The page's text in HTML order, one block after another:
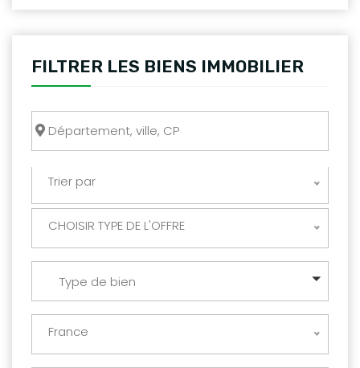
FILTRER LES BIENS IMMOBILIER
Trier par
CHOISIR TYPE DE L'OFFRE
Type de bien
France